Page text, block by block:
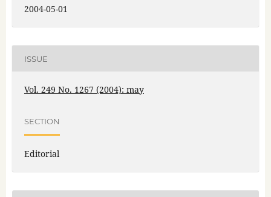
2004-05-01
ISSUE
Vol. 249 No. 1267 (2004): may
SECTION
Editorial